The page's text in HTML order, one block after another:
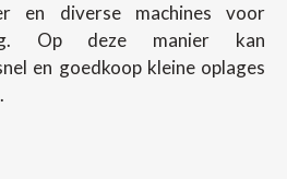
en diverse machines voor
Op deze manier kan
en goedkoop kleine oplages